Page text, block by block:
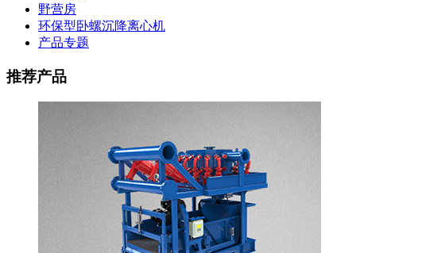
野营房
环保型卧螺沉降离心机
产品专题
推荐产品